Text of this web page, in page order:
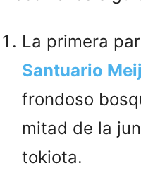
La primera
Santuario
frondoso
mitad de la
tokiota.